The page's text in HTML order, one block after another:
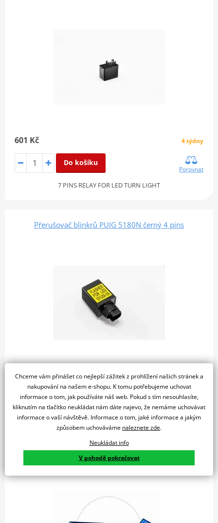
601 Kč 4 týdny
Do košíku
Porovnat
7 PINS RELAY FOR LED TURN LIGHT
Přerušovač blinkrů PUIG 5180N černý 4 pins
1 072 Kč 4 týdny
Do košíku
Porovnat
4 PINS RELAY FOR INTERMITTENT LED C/BLACK
Přerušovač blinkrů JMP elektronický LED 12V 3pólový
Chceme vám přinášet co nejlepší zážitek z prohlížení našich stránek a
nakupování na našem e-shopu. K tomu potřebujeme uchovat
informace o tom, jak používáte náš web. Pokud s tím nesouhlasíte,
kliknutím na tlačítko neukládat nám dáte najevo, že nemáme uchovávat
informace o vaší návštěvě. Informace o tom, jaké informace a jakým
způsobem uchováváme naleznete zde.
Neukládat info
V pohodě pokračovat